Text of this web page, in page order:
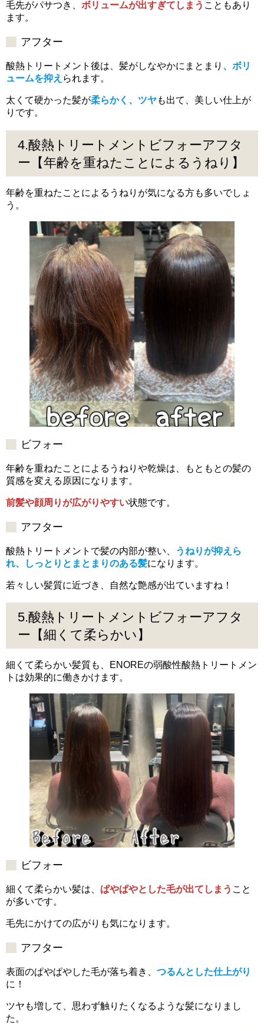
毛先がパサつき、 ボリュームが出すぎてしまう こともあり
ます。
アフター
酸熱トリートメント後は、髪がしなやかにまとまり 、ボリ
ュームを抑え られます。
太くて硬かった髪が柔らかく、ツヤも出て、美しい仕上が
りです。
4.酸熱トリートメントビフォーアフタ
ー【年齢を重ねたことによるうねり】
年齢を重ねたことによるうねりが気になる方も多いでしょ
う。
ビフォー
年齢を重ねたことによるうねりや乾燥は、もともとの髪の
質感を変える原因になります。
前髪や顔周りが広がりやすい状態です。
アフター
酸熱トリートメントで髪の内部が整い、
うねりが抑えら
れ、しっとりとまとまりのある髪になります。
若々しい髪質に近づき、自然な艶感が出ていますね！
5.酸熱トリートメントビフォーアフタ
ー【細くて柔らかい】
細くて柔らかい髪質も、ENOREの弱酸性酸熱トリートメン
トは効果的に働きかけます。
ビフォー
細くて柔らかい髪は、 ぱやぱやとした毛が出てしまう こと
が多いです。
毛先にかけての広がりも気になります。
アフター
表面のぱやぱやした毛が落ち着き、 つるんとした仕上がり
に！
ツヤも増して、思わず触りたくなるような髪になりまし
た。